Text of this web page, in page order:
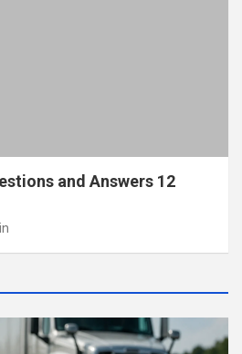
and Answers 12